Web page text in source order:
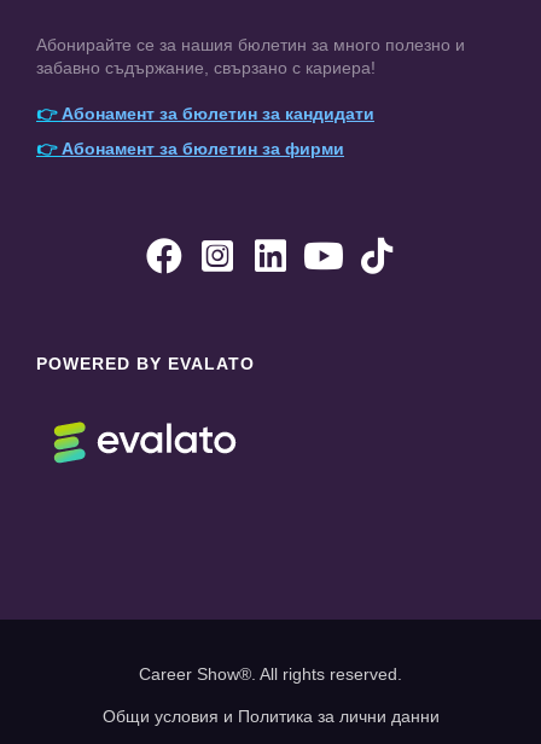
Абонирайте се за нашия бюлетин за много полезно и
забавно съдържание, свързано с кариера!
👉Абонамент за бюлетин за кандидати
👉Абонамент за бюлетин за фирми
    
POWERED BY EVALATO
Career Show®. All rights reserved.
Общи условия и Политика за лични данни